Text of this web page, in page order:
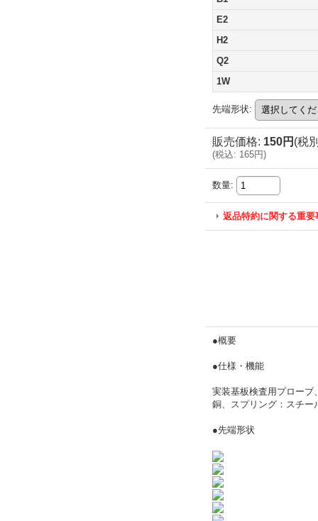
E2
H2
Q2
1W
先端形状:
販売価格: 150円 (税
(税込: 165円)
数量:
返品特約に関する重要
●概要
●仕様・機能
実装基板検査用プローブ
銅、スプリング：スチー
●先端形状